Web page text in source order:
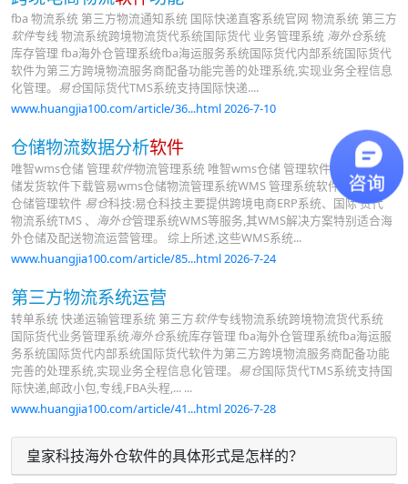
fba 物流系统 第三方物流通知系统 国际快递直客系统官网 物流系统 第三方
软件专线 物流系统跨境物流货代系统国际货代 业务管理系统 海外仓系统
库存管理 fba海外仓管理系统fba海运服务系统国际货代内部系统国际货代
软件为第三方跨境物流服务商配备功能完善的处理系统,实现业务全程信息
化管理。 易仓国际货代TMS系统支持国际快递....
www.huangjia100.com/article/36...html 2026-7-10
仓储物流数据分析软件
唯智wms仓储 管理软件物流管理系统 唯智wms仓储 管理软件 跨境电商仓
储发货软件下载管易wms仓储物流管理系统WMS 管理系统软件 唯智wms
仓储管理软件 易仓科技:易仓科技主要提供跨境电商ERP系统、国际 货代
物流系统TMS 、 海外仓管理系统WMS等服务,其WMS解决方案特别适合海
外仓储及配送物流运营管理。 综上所述,这些WMS系统...
www.huangjia100.com/article/85...html 2026-7-24
第三方物流系统运营
转单系统 快递运输管理系统 第三方软件专线物流系统跨境物流货代系统
国际货代业务管理系统海外仓系统库存管理 fba海外仓管理系统fba海运服
务系统国际货代内部系统国际货代软件为第三方跨境物流服务商配备功能
完善的处理系统,实现业务全程信息化管理。 易仓国际货代TMS系统支持国
际快递,邮政小包,专线,FBA头程,... ...
www.huangjia100.com/article/41...html 2026-7-28
皇家科技海外仓软件的具体形式是怎样的？